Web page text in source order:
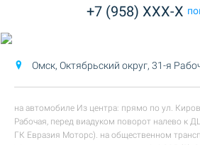
+7 (958) XXX-X
Омск, Октябрьский округ, 31-я
на автомобиле Из центра: прямо по ул.
Рабочая, перед виадуком поворот налево к
ГК Евразия Моторс). на общественном